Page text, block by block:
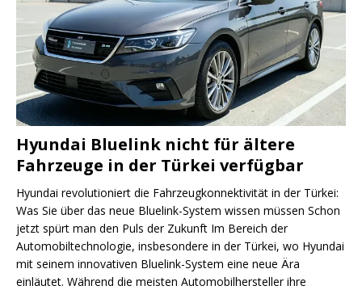
Hyundai Bluelink nicht für ältere
Fahrzeuge in der Türkei verfügbar
Hyundai revolutioniert die Fahrzeugkonnektivität in der Türkei:
Was Sie über das neue Bluelink-System wissen müssen Schon
jetzt spürt man den Puls der Zukunft Im Bereich der
Automobiltechnologie, insbesondere in der Türkei, wo Hyundai
mit seinem innovativen Bluelink-System eine neue Ära
einläutet. Während die meisten Automobilhersteller ihre